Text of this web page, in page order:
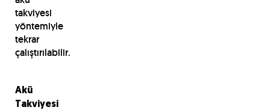
takviyesi
yöntemiyle
tekrar
çalıştırılabilir.
Akü
Takviyesi